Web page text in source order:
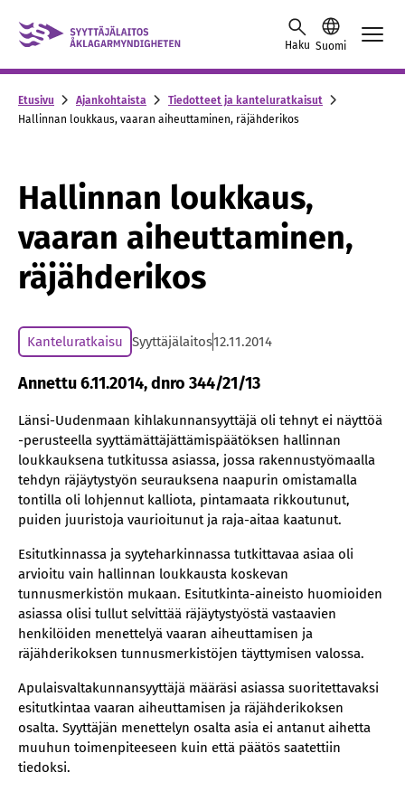
Skip to content -saavutettavuusohje
Haku Suomi
Etusivu Ajankohtaista
Tiedotteet ja kanteluratkaisut
Hallinnan loukkaus, vaaran aiheuttaminen, räjähderikos
Hallinnan loukkaus,
vaaran aiheuttaminen,
räjähderikos
Kanteluratkaisu Syyttäjälaitos12.11.2014
Annettu 6.11.2014, dnro 344/21/13
Länsi-Uudenmaan kihlakunnansyyttäjä oli tehnyt ei näyttöä
-perusteella syyttämättäjättämispäätöksen hallinnan
loukkauksena tutkitussa asiassa, jossa rakennustyömaalla
tehdyn räjäytystyön seurauksena naapurin omistamalla
tontilla oli lohjennut kalliota, pintamaata rikkoutunut,
puiden juuristoja vaurioitunut ja raja-aitaa kaatunut.
Esitutkinnassa ja syyteharkinnassa tutkittavaa asiaa oli
arvioitu vain hallinnan loukkausta koskevan
tunnusmerkistön mukaan. Esitutkinta-aineisto huomioiden
asiassa olisi tullut selvittää räjäytystyöstä vastaavien
henkilöiden menettelyä vaaran aiheuttamisen ja
räjähderikoksen tunnusmerkistöjen täyttymisen valossa.
Apulaisvaltakunnansyyttäjä määräsi asiassa suoritettavaksi
esitutkintaa vaaran aiheuttamisen ja räjähderikoksen
osalta. Syyttäjän menettelyn osalta asia ei antanut aihetta
muuhun toimenpiteeseen kuin että päätös saatettiin
tiedoksi.